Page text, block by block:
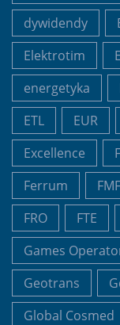
dywidendy
Elektrotim
energetyka
ETL
EUR
Excellence
Ferrum
FMF
FRO
FTE
Games
Geotrans
Global Cosmed